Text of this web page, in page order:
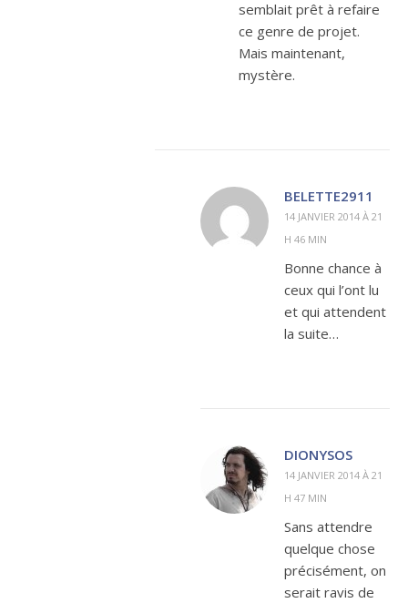
semblait prêt à refaire
ce genre de projet.
Mais maintenant,
mystère.
BELETTE2911
14 JANVIER 2014 À 21
H 46 MIN
Bonne chance à
ceux qui l’ont lu
et qui attendent
la suite…
DIONYSOS
14 JANVIER 2014 À 21
H 47 MIN
Sans attendre
quelque chose
précisément, on
serait ravis de